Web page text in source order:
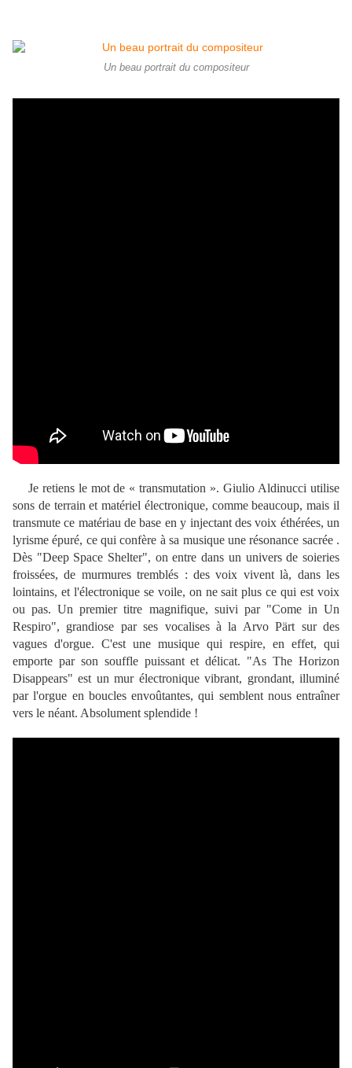
Un beau portrait du compositeur
Je retiens le mot de « transmutation ». Giulio Aldinucci utilise
sons de terrain et matériel électronique, comme beaucoup, mais il
transmute ce matériau de base en y injectant des voix éthérées, un
lyrisme épuré, ce qui confère à sa musique une résonance sacrée .
Dès "Deep Space Shelter", on entre dans un univers de soieries
froissées, de murmures tremblés : des voix vivent là, dans les
lointains, et l'électronique se voile, on ne sait plus ce qui est voix
ou pas. Un premier titre magnifique, suivi par "Come in Un
Respiro", grandiose par ses vocalises à la Arvo Pärt sur des
vagues d'orgue. C'est une musique qui respire, en effet, qui
emporte par son souffle puissant et délicat. "As The Horizon
Disappears" est un mur électronique vibrant, grondant, illuminé
par l'orgue en boucles envoûtantes, qui semblent nous entraîner
vers le néant. Absolument splendide !